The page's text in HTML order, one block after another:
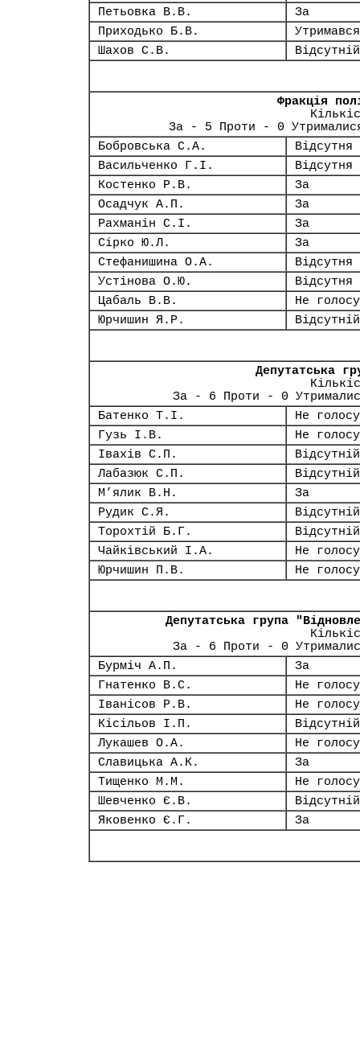
Петьовка В.В.
За
Приходько Б.В.
Утримався
Шахов С.В.
Відсутній
Фракція
За - 5 Проти - 0
Бобровська С.А.
Відсутня
Васильченко Г.І.
Відсутня
Костенко Р.В.
За
Осадчук А.П.
За
Рахманін С.І.
За
Сірко Ю.Л.
За
Стефанишина О.А.
Відсутня
Устінова О.Ю.
Відсутня
Цабаль В.В.
Не
Юрчишин Я.Р.
Відсутній
Депутатська
За - 6 Проти - 0
Батенко Т.І.
Не
Гузь І.В.
Не
Івахів С.П.
Відсутній
Лабазюк С.П.
Відсутній
М’ялик В.Н.
За
Рудик С.Я.
Відсутній
Торохтій Б.Г.
Відсутній
Чайківський І.А.
Не
Юрчишин П.В.
Не
Депутатська група
За - 6 Проти - 0
Бурміч А.П.
За
Гнатенко В.С.
Не
Іванісов Р.В.
Не
Кісільов І.П.
Відсутній
Лукашев О.А.
Не
Славицька А.К.
За
Тищенко М.М.
Не
Шевченко Є.В.
Відсутній
Яковенко Є.Г.
За